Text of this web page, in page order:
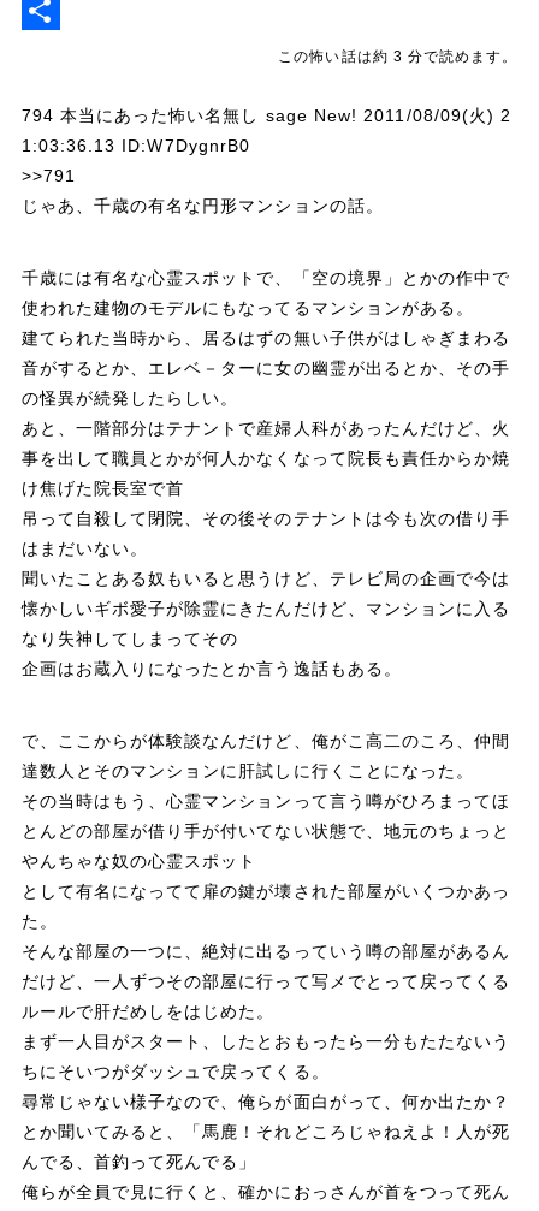
e
e
a
b
o
H
e
a
この怖い話は約 3 分で読めます。
794 本当にあった怖い名無し sage New! 2011/08/09(火) 2
1:03:36.13 ID:W7DygnrB0
>>791
じゃあ、千歳の有名な円形マンションの話。
千歳には有名な心霊スポットで、「空の境界」とかの作中で
使われた建物のモデルにもなってるマンションがある。
建てられた当時から、居るはずの無い子供がはしゃぎまわる
音がするとか、エレベ－ターに女の幽霊が出るとか、その手
の怪異が続発したらしい。
あと、一階部分はテナントで産婦人科があったんだけど、火
事を出して職員とかが何人かなくなって院長も責任からか焼
け焦げた院長室で首
吊って自殺して閉院、その後そのテナントは今も次の借り手
はまだいない。
聞いたことある奴もいると思うけど、テレビ局の企画で今は
懐かしいギボ愛子が除霊にきたんだけど、マンションに入る
なり失神してしまってその
企画はお蔵入りになったとか言う逸話もある。
で、ここからが体験談なんだけど、俺がこ高二のころ、仲間
達数人とそのマンションに肝試しに行くことになった。
その当時はもう、心霊マンションって言う噂がひろまってほ
とんどの部屋が借り手が付いてない状態で、地元のちょっと
やんちゃな奴の心霊スポット
として有名になってて扉の鍵が壊された部屋がいくつかあっ
た。
そんな部屋の一つに、絶対に出るっていう噂の部屋があるん
だけど、一人ずつその部屋に行って写メでとって戻ってくる
ルールで肝だめしをはじめた。
まず一人目がスタート、したとおもったら一分もたたないう
ちにそいつがダッシュで戻ってくる。
尋常じゃない様子なので、俺らが面白がって、何か出たか？
とか聞いてみると、「馬鹿！それどころじゃねえよ！人が死
んでる、首釣って死んでる」
俺らが全員で見に行くと、確かにおっさんが首をつって死ん